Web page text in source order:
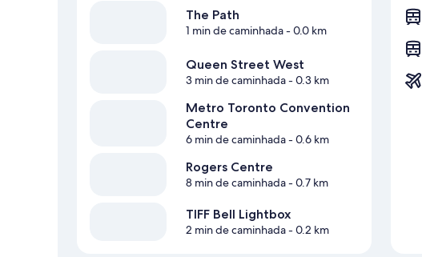
The Path
1 min de caminhada- 0.0 km
Queen Street West
3 min de caminhada- 0.3 km
Metro Toronto Convention
Centre
6 min de caminhada- 0.6 km
Rogers Centre
8 min de caminhada- 0.7 km
TIFF Bell Lightbox
2 min de caminhada- 0.2 km